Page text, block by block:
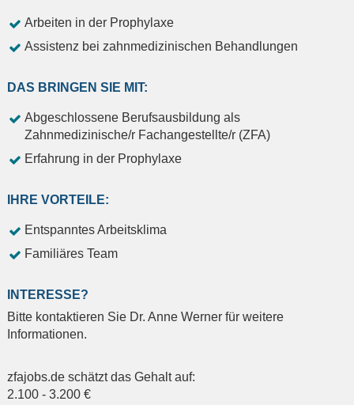
Arbeiten in der Prophylaxe
Assistenz bei zahnmedizinischen Behandlungen
DAS BRINGEN SIE MIT:
Abgeschlossene Berufsausbildung als
Zahnmedizinische/r Fachangestellte/r (ZFA)
Erfahrung in der Prophylaxe
IHRE VORTEILE:
Entspanntes Arbeitsklima
Familiäres Team
INTERESSE?
Bitte kontaktieren Sie Dr. Anne Werner für weitere
Informationen.
zfajobs.de schätzt das Gehalt auf:
2.100 - 3.200 €